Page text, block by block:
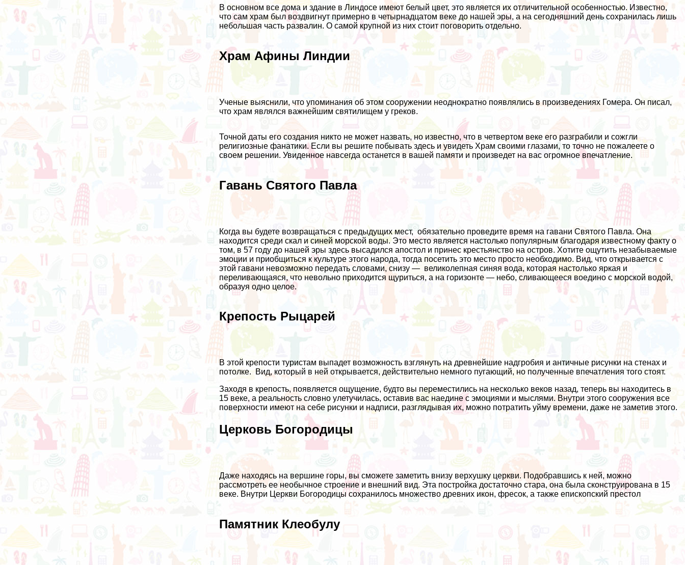
В основном все дома и здание в Линдосе имеют белый цвет, это является их отличительной особенностью. Известно,
что сам храм был воздвигнут примерно в четырнадцатом веке до нашей эры, а на сегодняшний день сохранилась лишь
небольшая часть развалин. О самой крупной из них стоит поговорить отдельно.
Храм Афины Линдии
Ученые выяснили, что упоминания об этом сооружении неоднократно появлялись в произведениях Гомера. Он писал,
что храм являлся важнейшим святилищем у греков.
Точной даты его создания никто не может назвать, но известно, что в четвертом веке его разграбили и сожгли
религиозные фанатики. Если вы решите побывать здесь и увидеть Храм своими глазами, то точно не пожалеете о
своем решении. Увиденное навсегда останется в вашей памяти и произведет на вас огромное впечатление.
Гавань Святого Павла
Когда вы будете возвращаться с предыдущих мест, обязательно проведите время на гавани Святого Павла. Она
находится среди скал и синей морской воды. Это место является настолько популярным благодаря известному факту о
том, в 57 году до нашей эры здесь высадился апостол и принес крестьянство на остров. Хотите ощутить незабываемые
эмоции и приобщиться к культуре этого народа, тогда посетить это место просто необходимо. Вид, что открывается с
этой гавани невозможно передать словами, снизу — великолепная синяя вода, которая настолько яркая и
переливающаяся, что невольно приходится щуриться, а на горизонте — небо, сливающееся воедино с морской водой,
образуя одно целое.
Крепость Рыцарей
В этой крепости туристам выпадет возможность взглянуть на древнейшие надгробия и античные рисунки на стенах и
потолке. Вид, который в ней открывается, действительно немного пугающий, но полученные впечатления того стоят.
Заходя в крепость, появляется ощущение, будто вы переместились на несколько веков назад, теперь вы находитесь в
15 веке, а реальность словно улетучилась, оставив вас наедине с эмоциями и мыслями. Внутри этого сооружения все
поверхности имеют на себе рисунки и надписи, разглядывая их, можно потратить уйму времени, даже не заметив этого.
Церковь Богородицы
Даже находясь на вершине горы, вы сможете заметить внизу верхушку церкви. Подобравшись к ней, можно
рассмотреть ее необычное строение и внешний вид. Эта постройка достаточно стара, она была сконструирована в 15
веке. Внутри Церкви Богородицы сохранилось множество древних икон, фресок, а также епископский престол
Памятник Клеобулу